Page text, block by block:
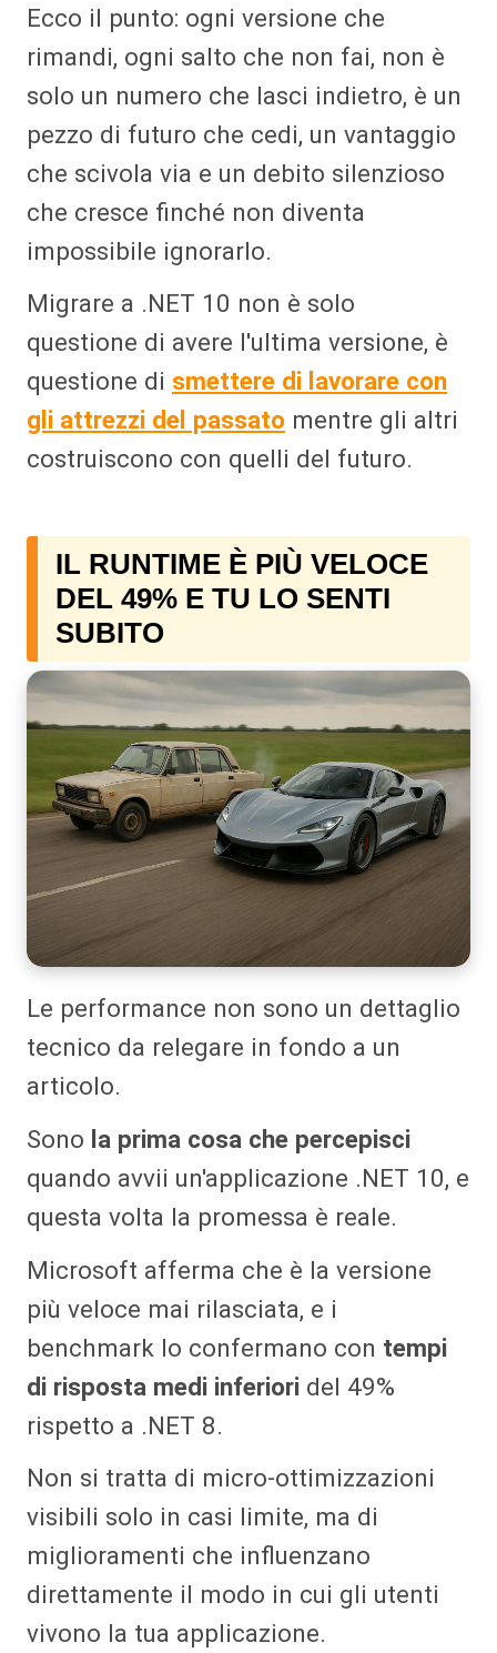
Ecco il punto: ogni versione che
rimandi, ogni salto che non fai, non è
solo un numero che lasci indietro, è un
pezzo di futuro che cedi, un vantaggio
che scivola via e un debito silenzioso
che cresce finché non diventa
impossibile ignorarlo.
Migrare a .NET 10 non è solo
questione di avere l'ultima versione, è
questione di smettere di lavorare con
gli attrezzi del passato mentre gli altri
costruiscono con quelli del futuro.
IL RUNTIME È PIÙ VELOCE
DEL 49% E TU LO SENTI
SUBITO
Le performance non sono un dettaglio
tecnico da relegare in fondo a un
articolo.
Sono la prima cosa che percepisci
quando avvii un'applicazione .NET 10, e
questa volta la promessa è reale.
Microsoft afferma che è la versione
più veloce mai rilasciata, e i
benchmark lo confermano con tempi
di risposta medi inferiori del 49%
rispetto a .NET 8.
Non si tratta di micro-ottimizzazioni
visibili solo in casi limite, ma di
miglioramenti che influenzano
direttamente il modo in cui gli utenti
vivono la tua applicazione.